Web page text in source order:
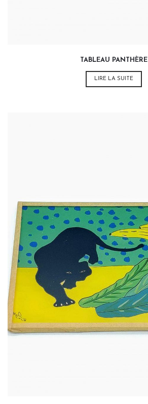
TABLEAU PANTHÈRE
LIRE LA SUITE
32,00€